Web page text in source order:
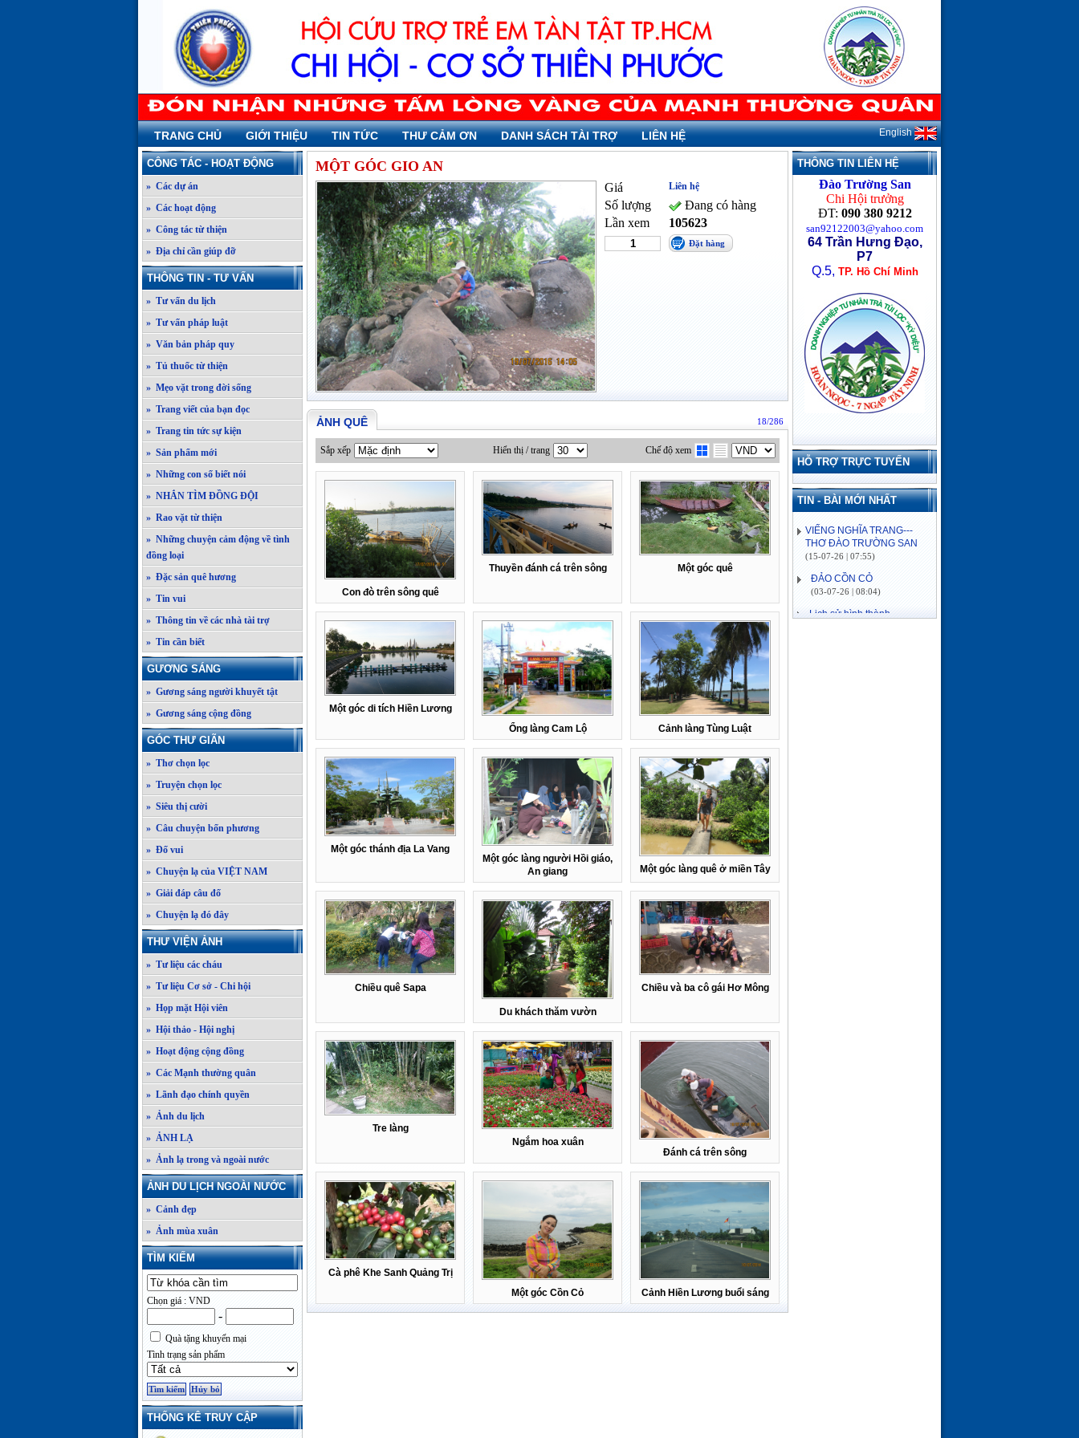
TRANG CHỦ GIỚI THIỆU TIN TỨC THƯ CẢM ƠN DANH SÁCH TÀI TRỢ LIÊN HỆ English
CÔNG TÁC - HOẠT ĐỘNG
» Các dự án
» Các hoạt động
» Công tác từ thiện
» Địa chỉ cần giúp đỡ
THÔNG TIN - TƯ VẤN
» Tư vấn du lịch
» Tư vấn pháp luật
» Văn bản pháp quy
» Tủ thuốc từ thiện
» Mẹo vặt trong đời sống
» Trang viết của bạn đọc
» Trang tin tức sự kiện
» Sản phẩm mới
» Những con số biết nói
» NHẮN TÌM ĐỒNG ĐỘI
» Rao vặt từ thiện
» Những chuyện cảm động về tình
đồng loại
» Đặc sản quê hương
» Tin vui
» Thông tin về các nhà tài trợ
» Tin cần biết
GƯƠNG SÁNG
» Gương sáng người khuyết tật
» Gương sáng cộng đồng
GÓC THƯ GIÃN
» Thơ chọn lọc
» Truyện chọn lọc
» Siêu thị cười
» Câu chuyện bốn phương
» Đố vui
» Chuyện lạ của VIỆT NAM
» Giải đáp câu đố
» Chuyện lạ đó đây
THƯ VIỆN ẢNH
» Tư liệu các cháu
» Tư liệu Cơ sở - Chi hội
» Họp mặt Hội viên
» Hội thảo - Hội nghị
» Hoạt động cộng đồng
» Các Mạnh thường quân
» Lãnh đạo chính quyền
» Ảnh du lịch
» ẢNH LẠ
» Ảnh lạ trong và ngoài nước
ẢNH DU LỊCH NGOÀI NƯỚC
» Cảnh đẹp
» Ảnh mùa xuân
TÌM KIẾM
Chọn giá : VND
-
Quà tặng khuyến mại
Tình trạng sản phẩm
THỐNG KÊ TRUY CẬP
MỘT GÓC GIO AN
Giá Liên hệ
Số lượng
Đang có hàng
Lần xem
105623
Đặt hàng
ẢNH QUÊ 18/286
Sắp xếp Hiển thị / trang Chế độ xem
Con đò trên sông quê
Thuyền đánh cá trên sông Một góc quê
Một góc di tích Hiền Lương
Ổng làng Cam Lộ
Cảnh làng Tùng Luật
Một góc thánh địa La Vang
Một góc làng người Hồi giáo,
An giang
Một góc làng quê ở miền Tây
Chiều quê Sapa
Du khách thăm vườn
Chiều và ba cô gái Hơ Mông
Tre làng
Ngắm hoa xuân
Đánh cá trên sông
Cà phê Khe Sanh Quảng Trị
Một góc Cồn Cỏ
Cảnh Hiền Lương buổi sáng
THÔNG TIN LIÊN HỆ
Đào Trường San
Chi Hội trưởng
ĐT: 090 380 9212
san92122003@yahoo.com
64 Trần Hưng Đạo,
P7
Q.5, TP. Hồ Chí Minh
HỖ TRỢ TRỰC TUYẾN
TIN - BÀI MỚI NHẤT
(15-07-26 | 07:55)
ĐẢO CỒN CỎ
Lịch sử hình thành